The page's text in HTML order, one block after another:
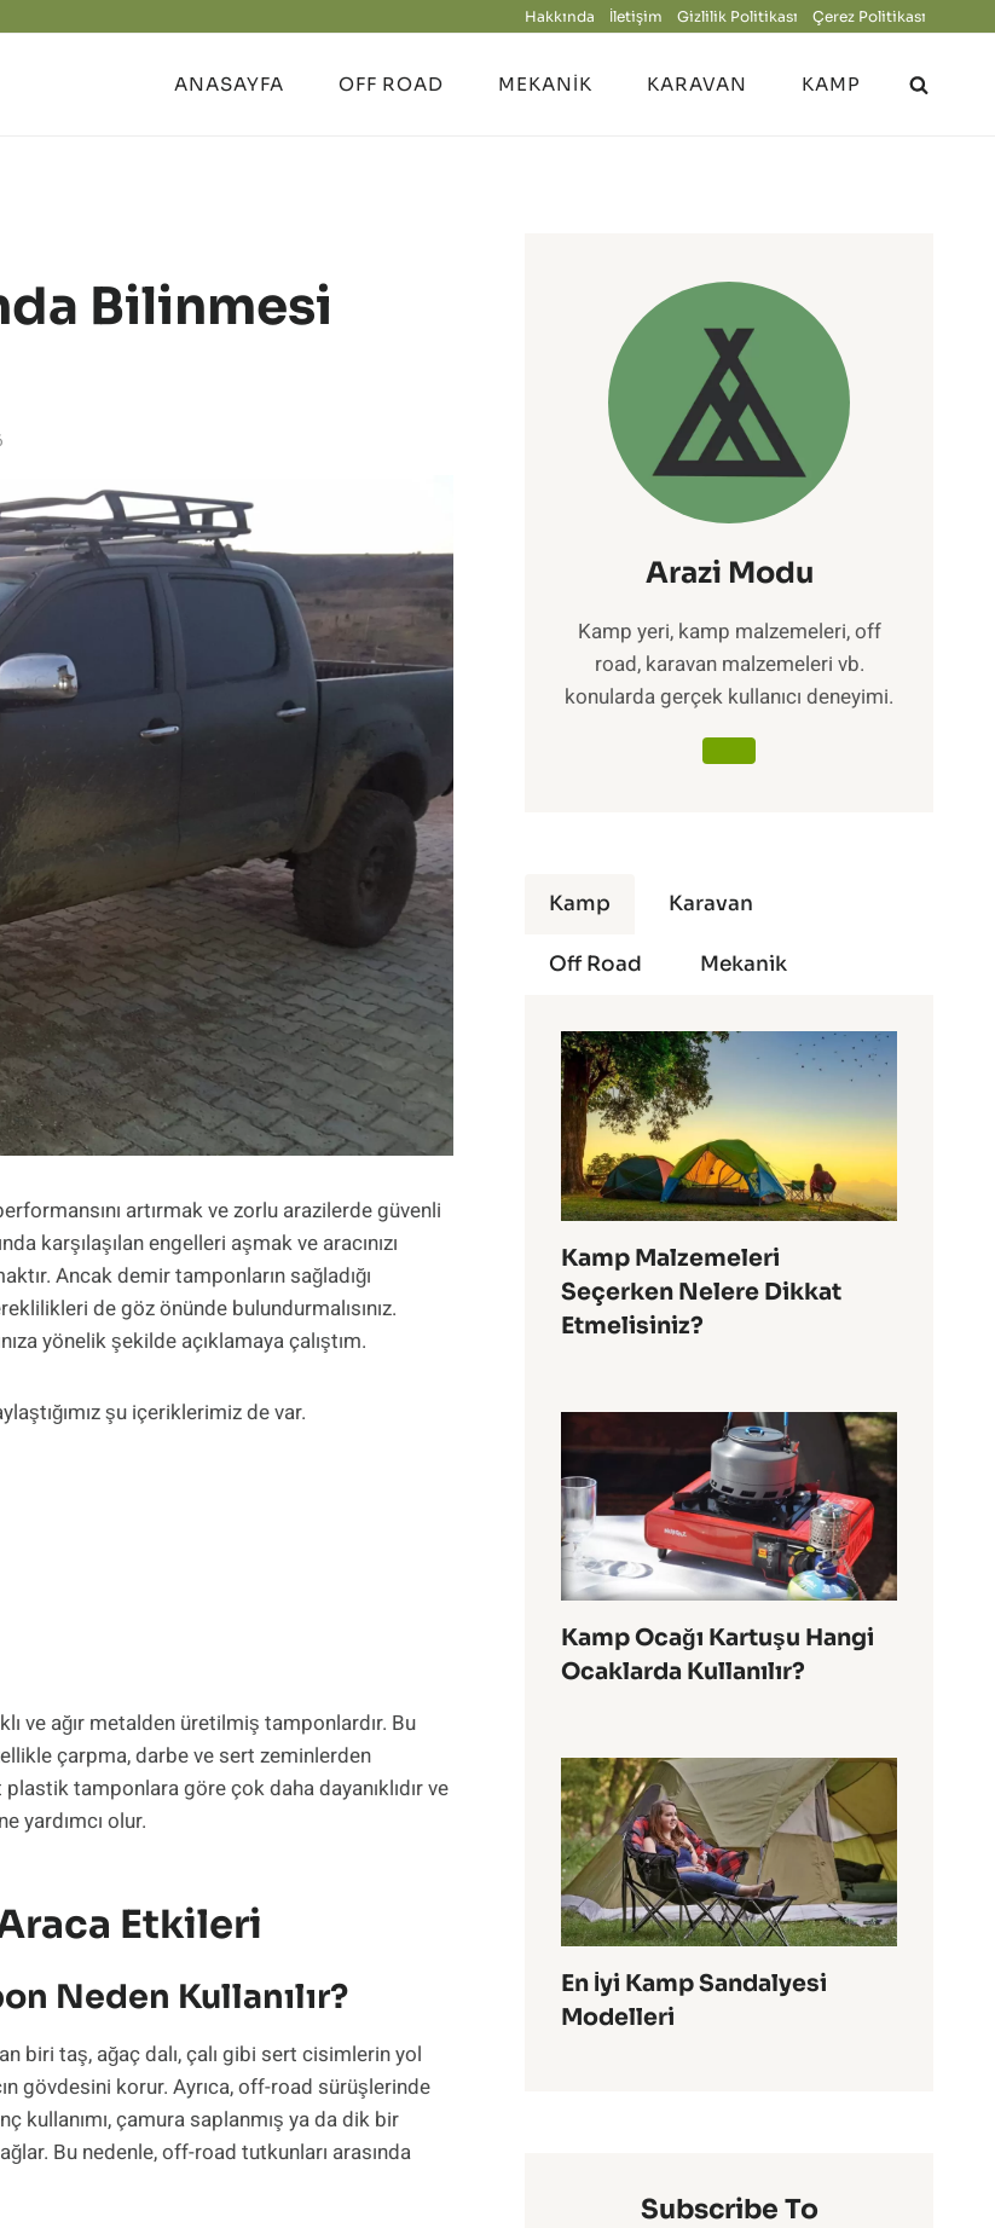
Hakkında İletişim Gizlilik Politikası Çerez Politikası
ANASAYFA OFF ROAD MEKANIK KARAVAN KAMP
Bilinmesi
artırmak ve zorlu arazilerde güvenli
karşılaşılan engelleri aşmak ve aracınızı
Ancak demir tamponların sağladığı
de göz önünde bulundurmalısınız.
yönelik şekilde açıklamaya çalıştım.
şu içeriklerimiz de var.
ve ağır metalden üretilmiş tamponlardır. Bu
çarpma, darbe ve sert zeminlerden
tamponlara göre çok daha dayanıklıdır ve
yardımcı olur.
Etkileri
Neden Kullanılır?
biri taş, ağaç dalı, çalı gibi sert cisimlerin yol
gövdesini korur. Ayrıca, off-road sürüşlerinde
kullanımı, çamura saplanmış ya da dik bir
Bu nedenle, off-road tutkunları arasında
Arazi Modu
Kamp yeri, kamp malzemeleri, off
road, karavan malzemeleri vb.
konularda gerçek kullanıcı deneyimi.
Kamp Karavan
Off Road Mekanik
Kamp Malzemeleri
Seçerken Nelere Dikkat
Etmelisiniz?
Kamp Ocağı Kartuşu Hangi
Ocaklarda Kullanılır?
En İyi Kamp Sandalyesi
Modelleri
Subscribe To